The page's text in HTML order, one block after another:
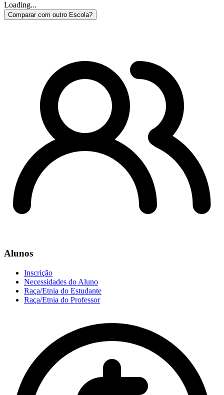
Loading...
Comparar com outro Escola?
Alunos
Inscrição
Necessidades do Aluno
Raça/Etnia do Estudante
Raça/Etnia do Professor